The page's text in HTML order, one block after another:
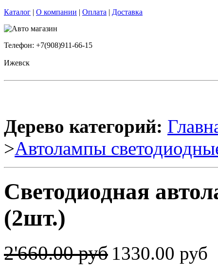
Каталог | О компании | Оплата | Доставка
Телефон: +7(908)911-66-15
Ижевск
Дерево категорий:
>Автолампы
Светодиодная
(2шт.)
2'660.00 руб 1330.00 руб